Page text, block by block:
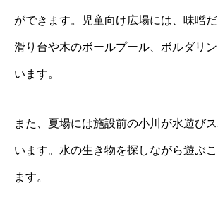
ができます。児童向け広場には、味噌
滑り台や木のボールプール、ボルダリ
います。
また、夏場には施設前の小川が水遊び
います。水の生き物を探しながら遊ぶ
ます。